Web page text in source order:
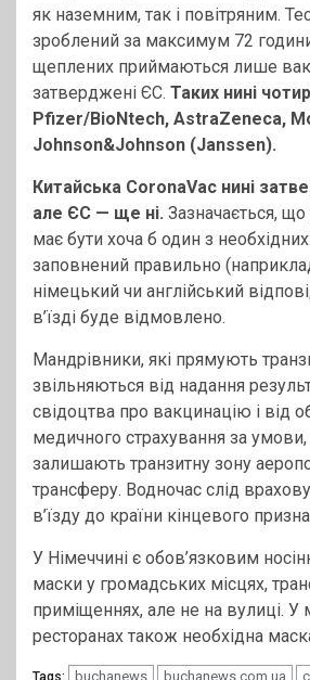
як наземним, так і повітряним.
зроблений за максимум 72 години
щеплених приймаються лише
затверджені ЄС. Таких нині
Pfizer/BioNtech, AstraZeneca,
Johnson&Johnson (Janssen).
Китайська CoronaVac нині
але ЄС — ще ні. Зазначається,
має бути хоча б один з
заповнений правильно
німецький чи англійський
в’їзді буде відмовлено.
Мандрівники, які прямують
звільняються від надання
свідоцтва про вакцинацію і від
медичного страхування за
залишають транзитну зону
трансферу. Водночас слід
в’їзду до країни кінцевого
У Німеччині є обов’язковим
маски у громадських місцях,
приміщеннях, але не на вулиці. У
ресторанах також необхідна
Tags: buchanews buchanews.com.ua